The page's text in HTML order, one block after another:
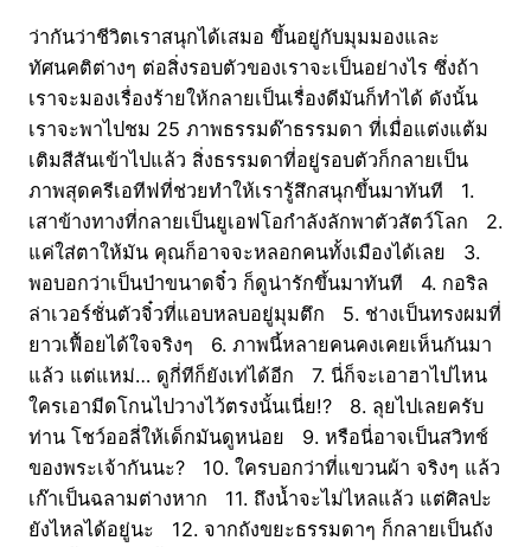
ว่ากันว่าชีวิตเราสนุกได้เสมอ ขึ้นอยู่กับมุมมองและ
ทัศนคติต่างๆ ต่อสิ่งรอบตัวของเราจะเป็นอย่างไร ซึ่งถ้า
เราจะมองเรื่องร้ายให้กลายเป็นเรื่องดีมันก็ทำได้ ดังนั้น
เราจะพาไปชม 25 ภาพธรรมด๊าธรรมดา ที่เมื่อแต่งแต้ม
เติมสีสันเข้าไปแล้ว สิ่งธรรมดาที่อยู่รอบตัวก็กลายเป็น
ภาพสุดครีเอทีฟที่ช่วยทำให้เรารู้สึกสนุกขึ้นมาทันที 1.
เสาข้างทางที่กลายเป็นยูเอฟโอกำลังลักพาตัวสัตว์โลก 2.
แค่ใส่ตาให้มัน คุณก็อาจจะหลอกคนทั้งเมืองได้เลย 3.
พอบอกว่าเป็นป่าขนาดจิ๋ว ก็ดูน่ารักขึ้นมาทันที 4. กอริล
ล่าเวอร์ชั่นตัวจิ๋วที่แอบหลบอยู่มุมตึก 5. ช่างเป็นทรงผมที่
ยาวเฟื้อยได้ใจจริงๆ 6. ภาพนี้หลายคนคงเคยเห็นกันมา
แล้ว แต่แหม่… ดูกี่ทีก็ยังเท่ได้อีก 7. นี่ก็จะเอาฮาไปไหน
ใครเอามีดโกนไปวางไว้ตรงนั้นเนี่ย!? 8. ลุยไปเลยครับ
ท่าน โชว์ออลี่ให้เด็กมันดูหน่อย 9. หรือนี่อาจเป็นสวิทช์
ของพระเจ้ากันนะ? 10. ใครบอกว่าที่แขวนผ้า จริงๆ แล้ว
เก๊าเป็นฉลามต่างหาก 11. ถึงน้ำจะไม่ไหลแล้ว แต่ศิลปะ
ยังไหลได้อยู่นะ 12. จากถังขยะธรรมดาๆ ก็กลายเป็นถัง